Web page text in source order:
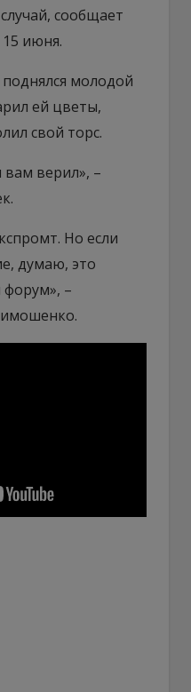
сообщает
июня.
молодой
ей цветы,
свой торс.
верил», –
Но если
думаю, это
–